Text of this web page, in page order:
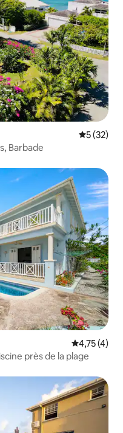
5 (32)
Barbade
Évaluation
4,75 (4)
près de la plage
appréciés